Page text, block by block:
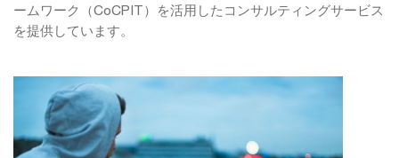
ームワーク（CoCPIT）を活用したコンサルティングサービス
を提供しています。